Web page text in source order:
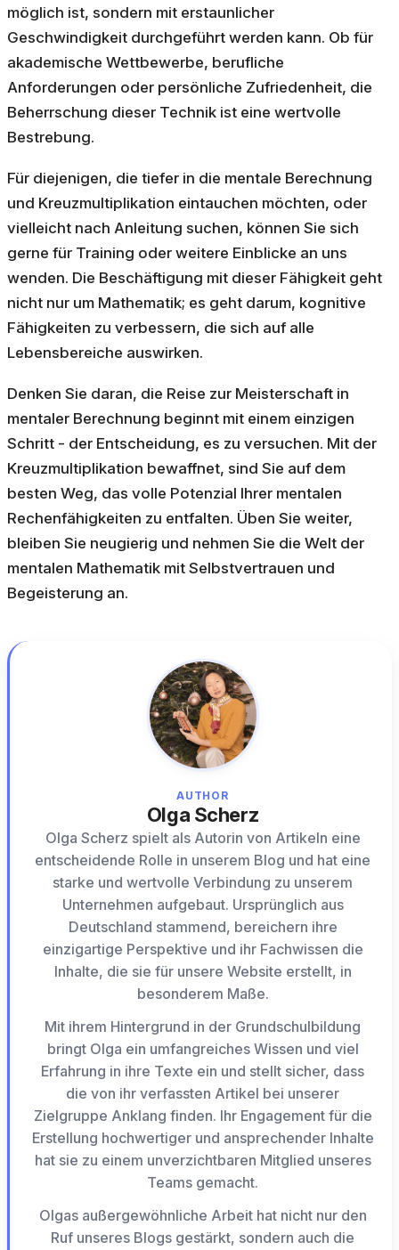
möglich ist, sondern mit erstaunlicher
Geschwindigkeit durchgeführt werden kann. Ob für
akademische Wettbewerbe, berufliche
Anforderungen oder persönliche Zufriedenheit, die
Beherrschung dieser Technik ist eine wertvolle
Bestrebung.
Für diejenigen, die tiefer in die mentale Berechnung
und Kreuzmultiplikation eintauchen möchten, oder
vielleicht nach Anleitung suchen, können Sie sich
gerne für Training oder weitere Einblicke an uns
wenden. Die Beschäftigung mit dieser Fähigkeit geht
nicht nur um Mathematik; es geht darum, kognitive
Fähigkeiten zu verbessern, die sich auf alle
Lebensbereiche auswirken.
Denken Sie daran, die Reise zur Meisterschaft in
mentaler Berechnung beginnt mit einem einzigen
Schritt - der Entscheidung, es zu versuchen. Mit der
Kreuzmultiplikation bewaffnet, sind Sie auf dem
besten Weg, das volle Potenzial Ihrer mentalen
Rechenfähigkeiten zu entfalten. Üben Sie weiter,
bleiben Sie neugierig und nehmen Sie die Welt der
mentalen Mathematik mit Selbstvertrauen und
Begeisterung an.
AUTHOR
Olga Scherz
Olga Scherz spielt als Autorin von Artikeln eine
entscheidende Rolle in unserem Blog und hat eine
starke und wertvolle Verbindung zu unserem
Unternehmen aufgebaut. Ursprünglich aus
Deutschland stammend, bereichern ihre
einzigartige Perspektive und ihr Fachwissen die
Inhalte, die sie für unsere Website erstellt, in
besonderem Maße.
Mit ihrem Hintergrund in der Grundschulbildung
bringt Olga ein umfangreiches Wissen und viel
Erfahrung in ihre Texte ein und stellt sicher, dass
die von ihr verfassten Artikel bei unserer
Zielgruppe Anklang finden. Ihr Engagement für die
Erstellung hochwertiger und ansprechender Inhalte
hat sie zu einem unverzichtbaren Mitglied unseres
Teams gemacht.
Olgas außergewöhnliche Arbeit hat nicht nur den
Ruf unseres Blogs gestärkt, sondern auch die